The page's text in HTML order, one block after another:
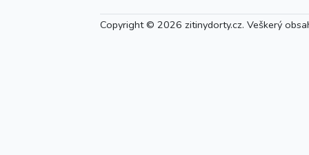
Copyright © 2026 zitinydorty.cz. Veškerý